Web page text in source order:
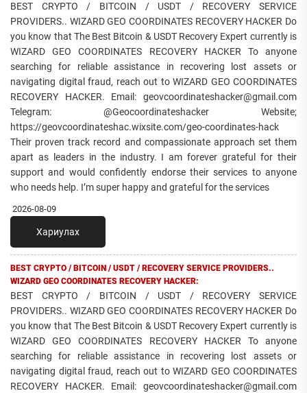
BEST CRYPTO / BITCOIN / USDT / RECOVERY SERVICE
PROVIDERS.. WIZARD GEO COORDINATES RECOVERY HACKER Do
you know that The Best Bitcoin & USDT Recovery Expert currently is
WIZARD GEO COORDINATES RECOVERY HACKER To anyone
searching for reliable assistance in recovering lost assets or
navigating digital fraud, reach out to WIZARD GEO COORDINATES
RECOVERY HACKER. Email: geovcoordinateshacker@gmail.com
Telegram: @Geocoordinateshacker Website;
https://geovcoordinateshac.wixsite.com/geo-coordinates-hack
Their proven track record and compassionate approach set them
apart as leaders in the industry. I am forever grateful for their
support and would confidently endorse their services to anyone
who needs help. I’m super happy and grateful for the services
2026-08-09
Хариулах
BEST CRYPTO / BITCOIN / USDT / RECOVERY SERVICE PROVIDERS..
WIZARD GEO COORDINATES RECOVERY HACKER:
BEST CRYPTO / BITCOIN / USDT / RECOVERY SERVICE
PROVIDERS.. WIZARD GEO COORDINATES RECOVERY HACKER Do
you know that The Best Bitcoin & USDT Recovery Expert currently is
WIZARD GEO COORDINATES RECOVERY HACKER To anyone
searching for reliable assistance in recovering lost assets or
navigating digital fraud, reach out to WIZARD GEO COORDINATES
RECOVERY HACKER. Email: geovcoordinateshacker@gmail.com